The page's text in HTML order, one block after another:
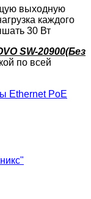
выходную
каждого
30 Вт
SW-20900(Без
по всей
Ethernet PoE